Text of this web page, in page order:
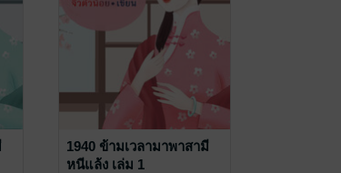
1940 ข้ามเวลามาพาสามี
หนีแล้ง เล่ม 1